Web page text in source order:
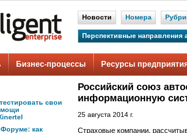
Новости Номера
Перспективные направления
Бизнес-процессы Ресурсы
свои
как
Российский союз
информационную
25 августа 2014 г.
Страховые компании,